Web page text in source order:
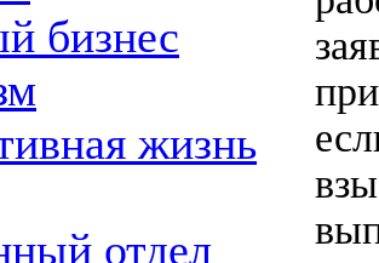
бизнес
жизнь
отдел